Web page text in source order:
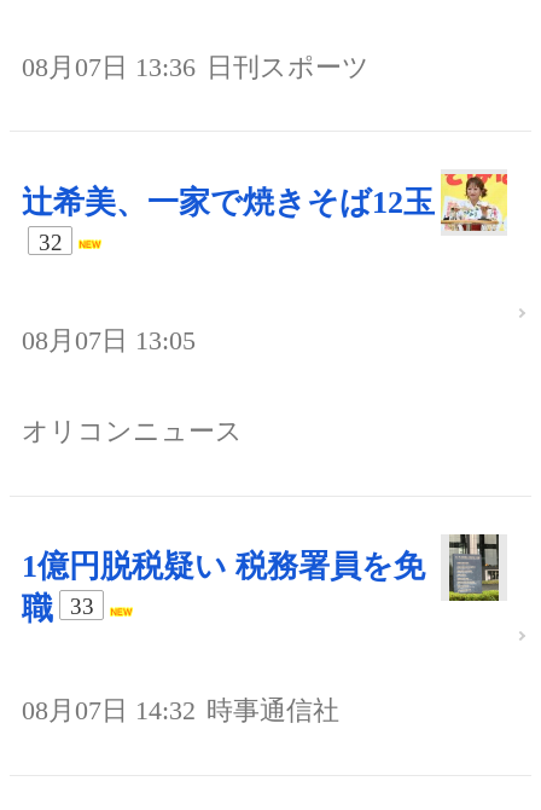
08月07日 13:36 日刊スポーツ
辻希美、一家で焼きそば12玉
32
08月07日 13:05
オリコンニュース
1億円脱税疑い 税務署員を免
職
33
08月07日 14:32 時事通信社